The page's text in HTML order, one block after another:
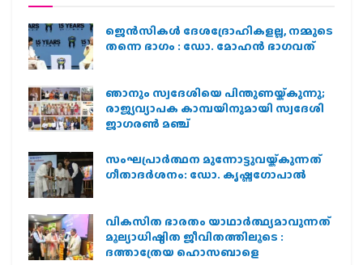
ജെന്‍സികള്‍ ദേശദ്രോഹികളല്ല, നമ്മുടെ
തന്നെ ഭാഗം : ഡോ. മോഹന്‍ ഭാഗവത്
ഞാനും സ്വദേശിയെ പിന്തുണയ്ക്കുന്നു;
രാജ്യവ്യാപക കാമ്പയിനുമായി സ്വദേശി
ജാഗരണ്‍ മഞ്ച്
സംഘപ്രാര്‍ത്ഥന മുന്നോട്ടുവയ്ക്കുന്നത്
ഗീതാദര്‍ശനം: ഡോ. കൃഷ്ണഗോപാല്‍
വികസിത ഭാരതം യാഥാർത്ഥ്യമാവുന്നത്
മൂല്യാധിഷ്ഠിത ജീവിതത്തിലൂടെ :
ദത്താത്രേയ ഹൊസബാളെ